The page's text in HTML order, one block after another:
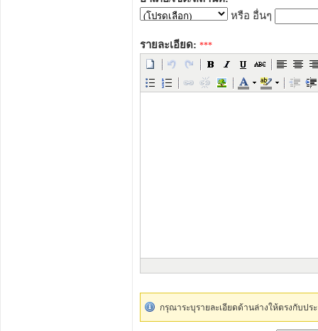
หรือ อื่นๆ
รายละเอียด: ***
กรุณาระบุรายละเอียดด้านล่างให้ตรงกับป